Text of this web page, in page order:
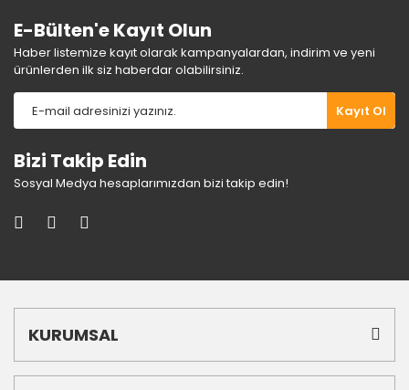
E-Bülten'e Kayıt Olun
Haber listemize kayıt olarak kampanyalardan, indirim ve yeni
ürünlerden ilk siz haberdar olabilirsiniz.
Kayıt Ol
Bizi Takip Edin
Sosyal Medya hesaplarımızdan bizi takip edin!
KURUMSAL